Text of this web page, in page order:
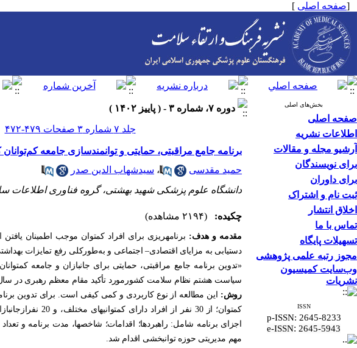
[صفحه اصلی ]
بخش‌های اصلی
صفحه اصلی
اطلاعات نشریه
آرشیو مجله و مقالات
برای نویسندگان
برای داوران
ثبت نام و اشتراک
اخلاق انتشار
تماس با ما
تسهیلات پایگاه
مجوز رتبه علمی پژوهشی
وب‌سایت کمیسیون
نشریات
ISSN
p-ISSN: 2645-8233
e-ISSN: 2645-5943
دوره ۷، شماره ۳ - ( پاییز ۱۴۰۲ )
جلد ۷ شماره ۳ صفحات ۴۷۹-۴۷۲
برنامه جامع مراقبتی، حمایتی و توانمندسازی جامعه
حمید مقدسی
، سیدشهاب الدین صدر
دانشگاه علوم پزشکی شهید بهشتی، گروه فناوری اطلاعات
چکیده: (۲۱۹۴ مشاهده)
مقدمه و هدف: برنامه­ریزی برای افراد کم­توان موجب اطمینان یافتن
دستیابی به مزایای اقتصادی–اجتماعی و به‌طورکلی رفع تمایزات
«تدوین برنامه جامع مراقبتی، حمایتی برای جانبازان و جامعه
سیاست هشتم نظام سلامت کشورمورد تأکید مقام معظم رهبری در سال 1393
روش:
این مطالعه از نوع کاربردی و کمی کیفی است. برای تدوین
کم­توان؛ از 30 نفر از افراد دارای کم­توانی­های مختلف، و 20 نفر
جزای برنامه
مهم مدیریتی حوزه توانبخشی اقدام شد.